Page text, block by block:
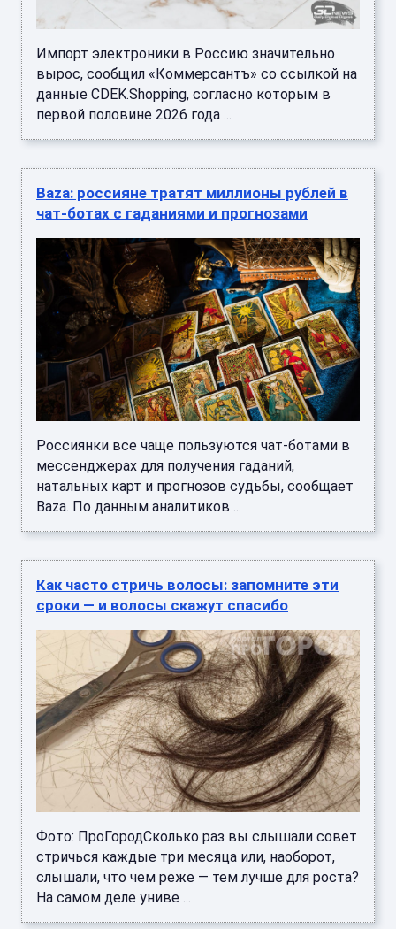
Импорт электроники в Россию значительно
вырос, сообщил «Коммерсантъ» со ссылкой на
данные CDEK.Shopping, согласно которым в
первой половине 2026 года ...
Baza: россияне тратят миллионы рублей в
чат-ботах с гаданиями и прогнозами
Россиянки все чаще пользуются чат-ботами в
мессенджерах для получения гаданий,
натальных карт и прогнозов судьбы, сообщает
Baza. По данным аналитиков ...
Как часто стричь волосы: запомните эти
сроки — и волосы скажут спасибо
Фото: ПроГородСколько раз вы слышали совет
стричься каждые три месяца или, наоборот,
слышали, что чем реже — тем лучше для роста?
На самом деле униве ...